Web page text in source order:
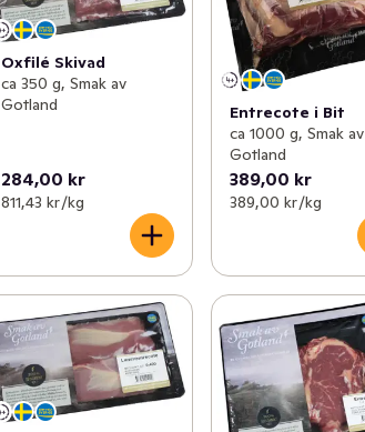
Oxfilé Skivad
ca 350 g, Smak av
Gotland
284,00 kr
811,43 kr /kg
Entrecote i Bit
ca 1000 g, Smak av
Gotland
389,00 kr
389,00 kr /kg